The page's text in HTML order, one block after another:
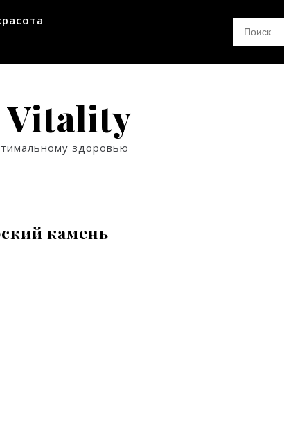
Vitality
здоровью
камень